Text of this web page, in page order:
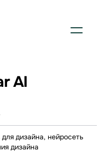
AI
дизайна, нейросеть
дизайна